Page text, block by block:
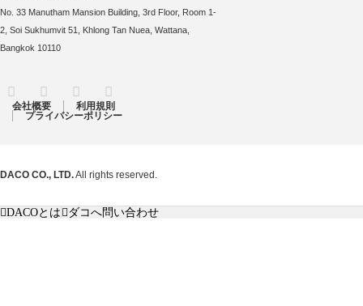
No. 33 Manutham Mansion Building, 3rd Floor, Room 1-
2, Soi Sukhumvit 51, Khlong Tan Nuea, Wattana,
Bangkok 10110
Twitter FacebookInstagram
会社概要
利用規則
プライバシーポリシー
DACO CO., LTD.All rights reserved.
DACOとは ダコへ問い合わせ